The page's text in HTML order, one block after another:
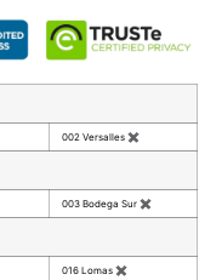
002 Versalles ✖
003 Bodega Sur ✖
016 Lomas ✖